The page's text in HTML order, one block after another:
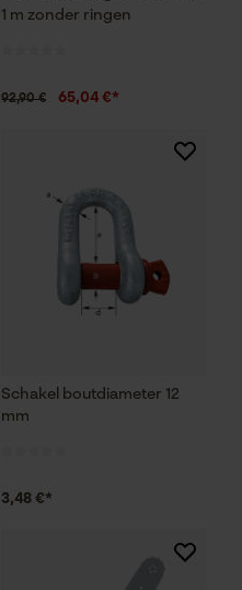
1 m zonder ringen
92,90 € 65,04 €*
Schakel boutdiameter 12
mm
3,48 €*